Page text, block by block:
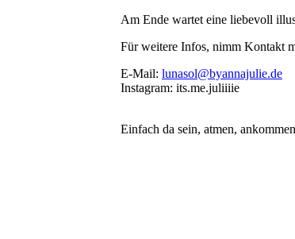
Am Ende wartet eine liebevoll
Für weitere Infos, nimm Kontakt
E-Mail: lunasol@byannajulie.de
Instagram: its.me.juliiiie
Einfach da sein, atmen,